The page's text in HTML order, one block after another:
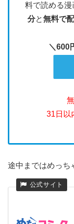
料で読める漫
分と無料で
＼600
31日以
途中まではめっち